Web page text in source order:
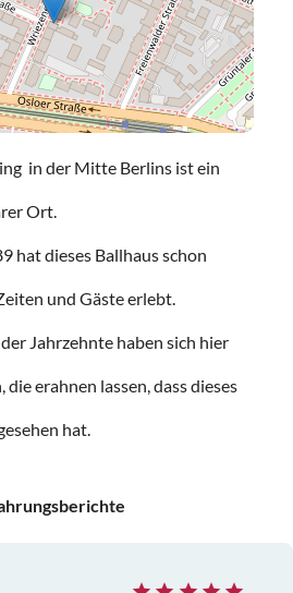
in der Mitte Berlins ist ein
Ort.
hat dieses Ballhaus schon
und Gäste erlebt.
Jahrzehnte haben sich hier
die erahnen lassen, dass dieses
hat.